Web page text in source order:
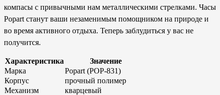
компасы с привычными нам металлическими стрелками. Часы
Popart станут ваши незаменимым помощником на природе и
во время активного отдыха. Теперь заблудиться у вас не
получится.
Характеристика
Значение
Марка
Popart (POP-831)
Корпус
прочный полимер
Механизм
кварцевый